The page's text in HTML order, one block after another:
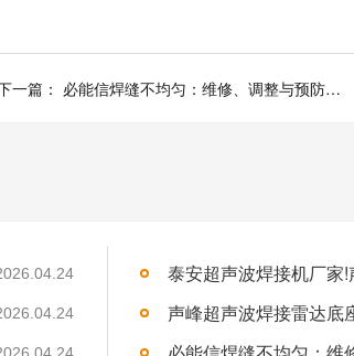
一篇： 必能信焊缝不均匀：维修、调整与预防的成本智慧
泰安超声波焊接机厂家
声峰超声波焊接雷达底